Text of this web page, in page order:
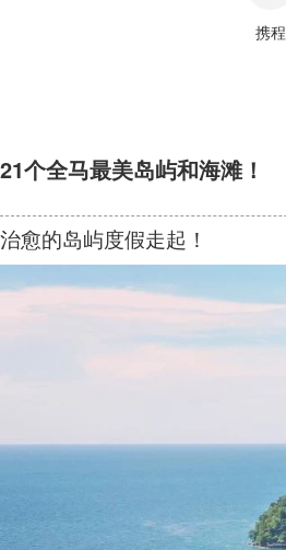
携程
21个全马最美岛屿和海滩！
治愈的岛屿度假走起！